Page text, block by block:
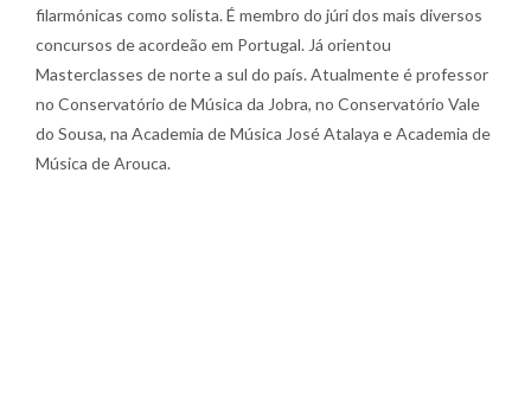
filarmónicas como solista. É membro do júri dos mais diversos
concursos de acordeão em Portugal. Já orientou
Masterclasses de norte a sul do país. Atualmente é professor
no Conservatório de Música da Jobra, no Conservatório Vale
do Sousa, na Academia de Música José Atalaya e Academia de
Música de Arouca.